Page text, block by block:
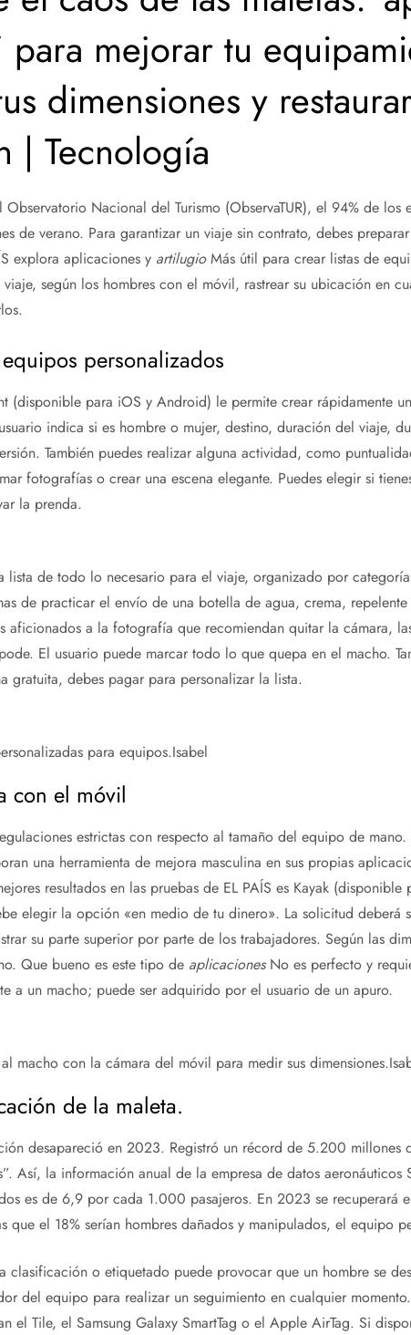
para mejorar tu
dimensiones y
| Tecnología
Nacional del Turismo (ObservaTUR), el 94% de los
de verano. Para garantizar un viaje sin contrato, debes
explora aplicaciones y artilugioMás útil para crear listas de
según los hombres con el móvil, rastrear su ubicación en
personalizados
(disponible para iOS y Android) le permite crear rápidamente
indica si es hombre o mujer, destino, duración del viaje,
También puedes realizar alguna actividad, como
fotografías o crear una escena elegante. Puedes elegir si
la prenda.
lista de todo lo necesario para el viaje, organizado por
de practicar el envío de una botella de agua, crema,
aficionados a la fotografía que recomiendan quitar la cámara,
El usuario puede marcar todo lo que quepa en el macho.
gratuita, debes pagar para personalizar la lista.
para equipos.Isabel
con el móvil
estrictas con respecto al tamaño del equipo de
una herramienta de mejora masculina en sus propias
resultados en las pruebas de EL PAÍS es Kayak
elegir la opción «en medio de tu dinero». La solicitud deberá
su parte superior por parte de los trabajadores. Según las
Que bueno es este tipo de aplicacionesNo es perfecto y
a un macho; puede ser adquirido por el usuario de un apuro.
macho con la cámara del móvil para medir sus dimensiones.
de la maleta.
desapareció en 2023. Registró un récord de 5.200 millones
Así, la información anual de la empresa de datos aeronáuticos
es de 6,9 ​​por cada 1.000 pasajeros. En 2023 se recuperará
que el 18% serían hombres dañados y manipulados, el equipo
clasificación o etiquetado puede provocar que un hombre se
del equipo para realizar un seguimiento en cualquier
el Tile, el Samsung Galaxy SmartTag o el Apple AirTag. Si